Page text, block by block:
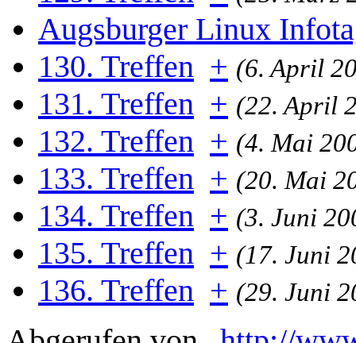
Augsburger Linux
130. Treffen + (6. April
131. Treffen + (22. April
132. Treffen + (4. Mai
133. Treffen + (20. Mai
134. Treffen + (3. Juni
135. Treffen + (17. Juni
136. Treffen + (29. Juni